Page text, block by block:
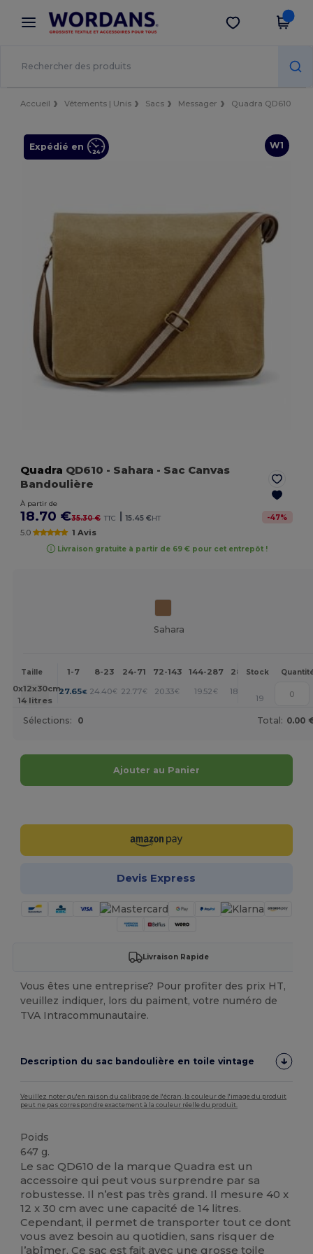
× Appli Wordans
Meilleurs prix sur l’app !
Obtenir l'appli
Accueil Vêtements | Unis Sacs Messager Quadra QD610
W1
Expédié en
Quadra QD610 - Sahara - Sac Canvas
Bandoulière
À partir de
18.70 €35.30 € TTC | 15.45 €HT -47%
5.0 1 Avis
Livraison gratuite à partir de 69 € pour cet entrepôt !
Sahara
Taille 1-7 8-23 24-71 72-143 144-287 288 + Plus
Stock
40x12x30cm.
14 litres
27.65€ 24.40€ 22.77€ 20.33€ 19.52€ 18.70
19
Sélections: 0 Total: 0.00
Ajouter au Panier
Devis Express
Livraison Rapide
Vous êtes une entreprise? Pour profiter des prix HT,
veuillez indiquer, lors du paiment, votre numéro de
TVA Intracommunautaire.
Description du sac bandoulière en toile vintage
Veuillez noter qu'en raison du calibrage de l'écran, la couleur de l'image du produit
peut ne pas correspondre exactement à la couleur réelle du produit.
Poids
647 g.
Le sac QD610 de la marque Quadra est un
accessoire qui peut vous surprendre par sa
robustesse. Il n’est pas très grand. Il mesure 40 x
12 x 30 cm avec une capacité de 14 litres.
Cependant, il permet de transporter tout ce dont
vous avez besoin au quotidien, sans risquer de
l’abîmer. Ce sac est fait avec une grossetoile